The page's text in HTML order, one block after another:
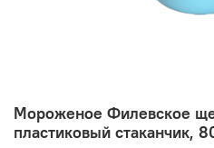
Мороженое Филевское
пластиковый стаканчик,